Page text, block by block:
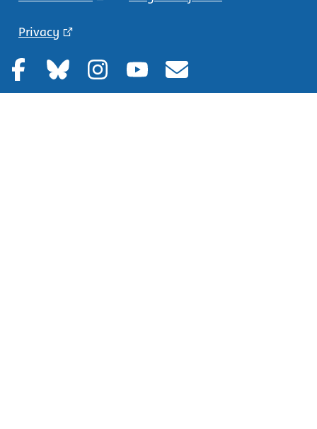
Privacy